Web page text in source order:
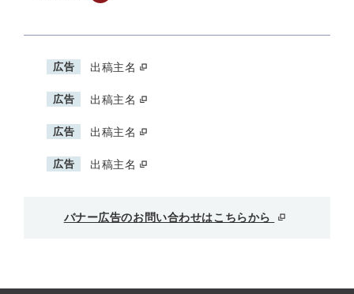
広告 出稿主名
広告 出稿主名
広告 出稿主名
広告 出稿主名
バナー広告のお問い合わせはこちらから